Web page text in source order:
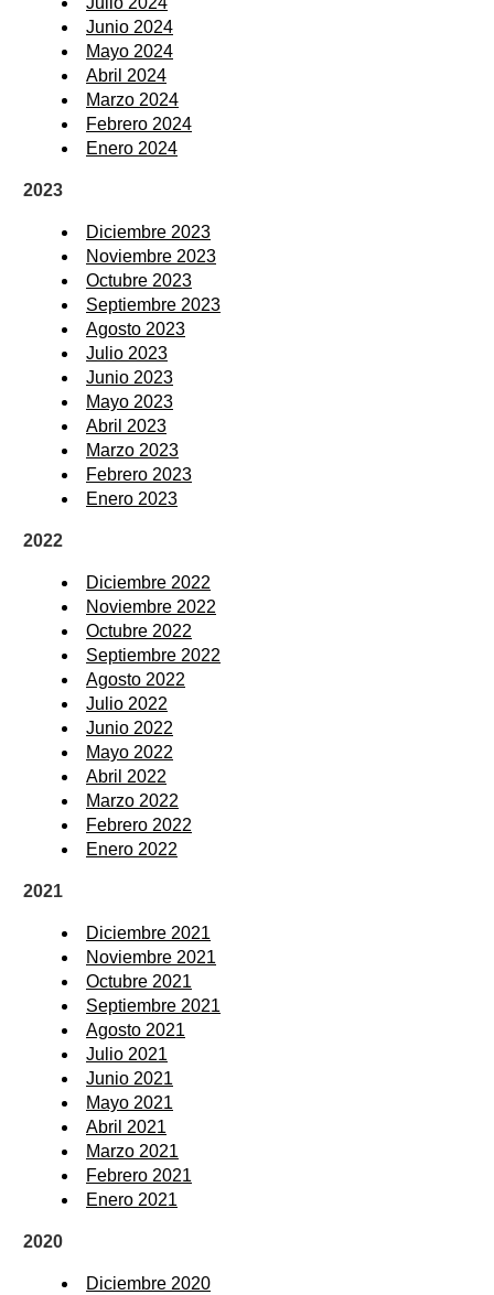
Junio 2024
Mayo 2024
Abril 2024
Marzo 2024
Febrero 2024
Enero 2024
2023
Diciembre 2023
Noviembre 2023
Octubre 2023
Septiembre 2023
Agosto 2023
Julio 2023
Junio 2023
Mayo 2023
Abril 2023
Marzo 2023
Febrero 2023
Enero 2023
2022
Diciembre 2022
Noviembre 2022
Octubre 2022
Septiembre 2022
Agosto 2022
Julio 2022
Junio 2022
Mayo 2022
Abril 2022
Marzo 2022
Febrero 2022
Enero 2022
2021
Diciembre 2021
Noviembre 2021
Octubre 2021
Septiembre 2021
Agosto 2021
Julio 2021
Junio 2021
Mayo 2021
Abril 2021
Marzo 2021
Febrero 2021
Enero 2021
2020
Diciembre 2020